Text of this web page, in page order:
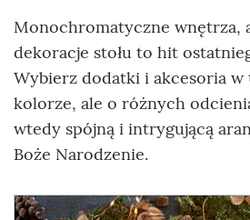
Monochromatyczne wnętrza,
dekoracje stołu to hit
Wybierz dodatki i akcesoria w
kolorze, ale o różnych
wtedy spójną i intrygującą
Boże Narodzenie.